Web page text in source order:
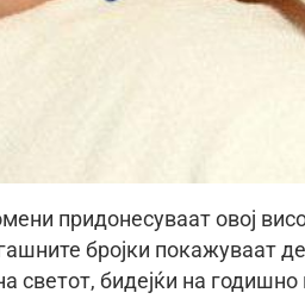
придонесуваат овој
бројки покажуваат
светот, бидејќи на